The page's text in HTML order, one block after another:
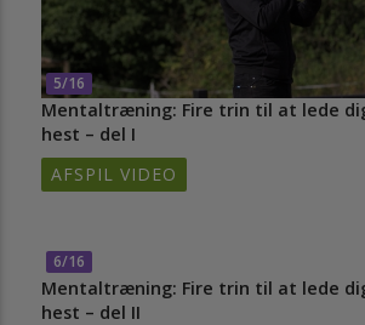
5/16
Mentaltræning: Fire trin til at lede
hest – del I
AFSPIL VIDEO
6/16
Mentaltræning: Fire trin til at lede
hest – del II